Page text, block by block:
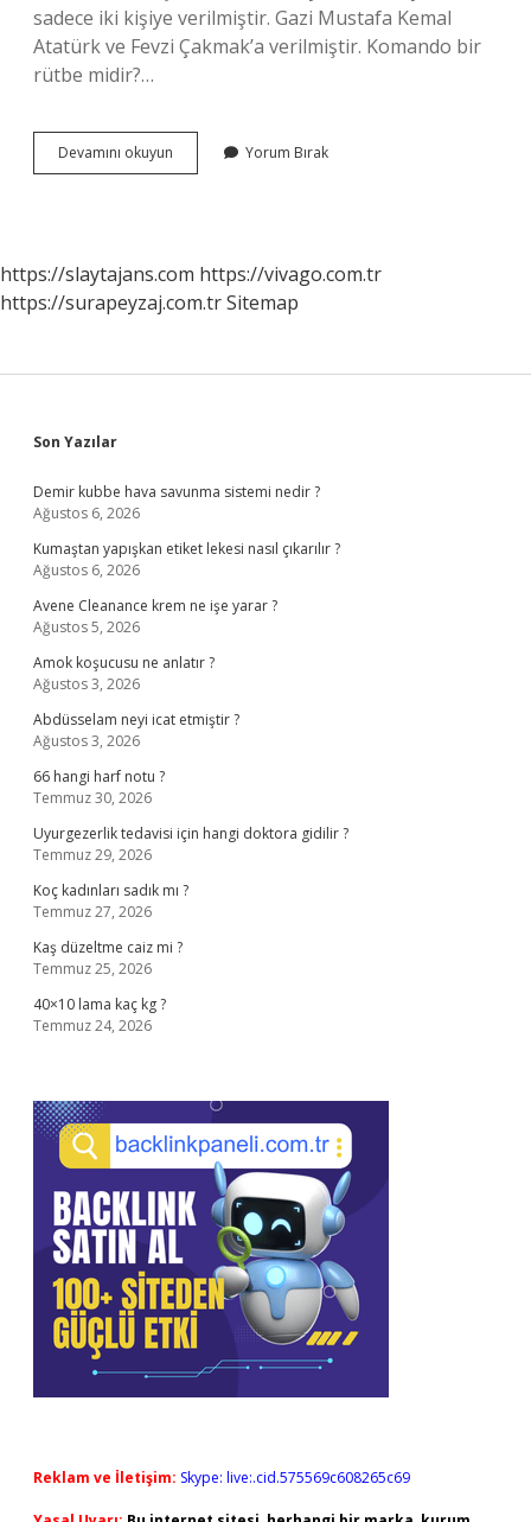
sadece iki kişiye verilmiştir. Gazi Mustafa Kemal
Atatürk ve Fevzi Çakmak’a verilmiştir. Komando bir
rütbe midir?…
Devamını okuyun
Hangi
Yorum Bırak
https://slaytajans.com https://vivago.com.tr
https://surapeyzaj.com.trSitemap
Sidebar
Son Yazılar
Demir kubbe hava savunma sistemi nedir ?
Ağustos 6, 2026
Kumaştan yapışkan etiket lekesi nasıl çıkarılır ?
Ağustos 6, 2026
Avene Cleanance krem ne işe yarar ?
Ağustos 5, 2026
Amok koşucusu ne anlatır ?
Ağustos 3, 2026
Abdüsselam neyi icat etmiştir ?
Ağustos 3, 2026
66 hangi harf notu ?
Temmuz 30, 2026
Uyurgezerlik tedavisi için hangi doktora gidilir ?
Temmuz 29, 2026
Koç kadınları sadık mı ?
Temmuz 27, 2026
Kaş düzeltme caiz mi ?
Temmuz 25, 2026
40×10 lama kaç kg ?
Temmuz 24, 2026
Reklam ve İletişim: Skype: live:.cid.575569c608265c69